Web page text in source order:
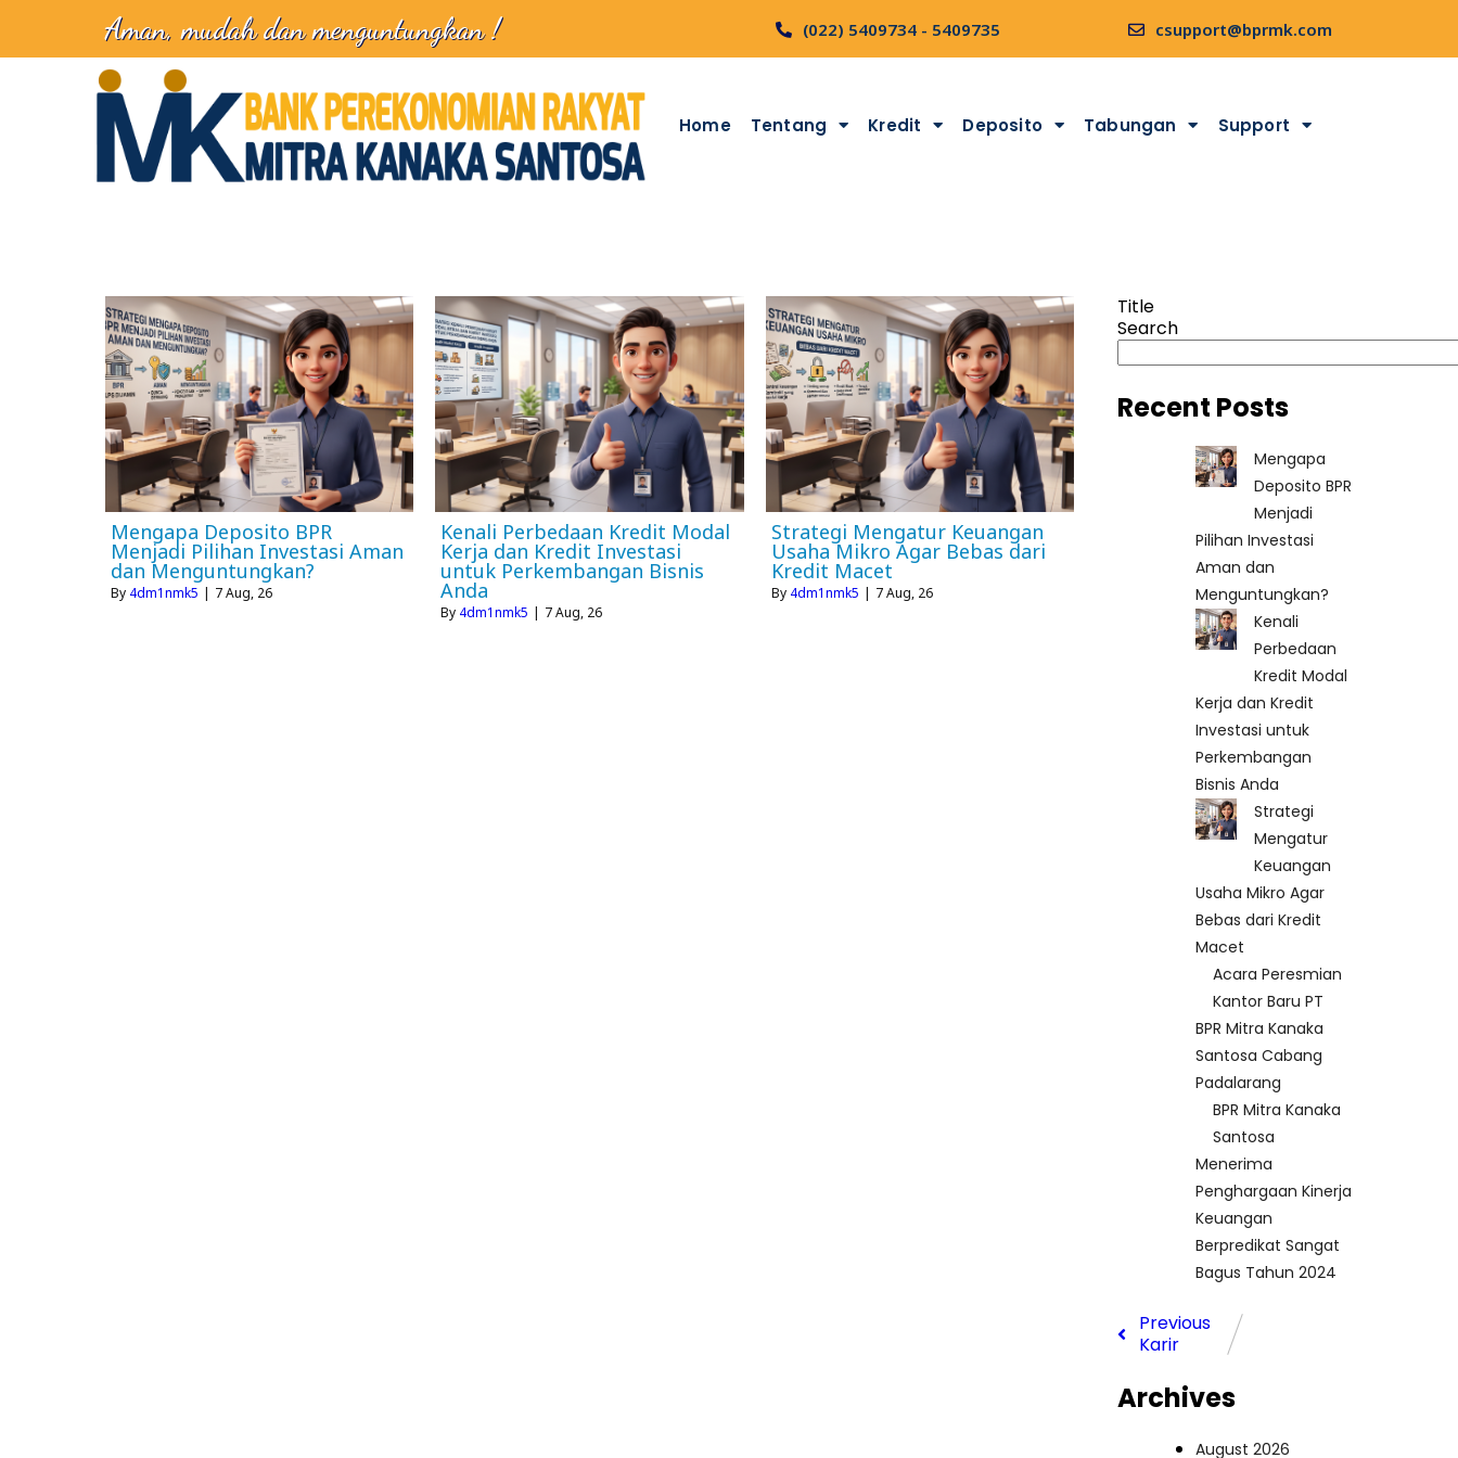
Aman, mudah dan menguntungkan ! (022) 5409734 - 5409735 csupport@bprmk.com
Home Tentang Kredit Deposito Tabungan Support
Mengapa Deposito BPR
Menjadi Pilihan Investasi Aman
dan Menguntungkan?
By 4dm1nmk5 | 7Aug, 26
Kenali Perbedaan Kredit Modal
Kerja dan Kredit Investasi
untuk Perkembangan Bisnis
Anda
By 4dm1nmk5 | 7 Aug, 26
Strategi Mengatur Keuangan
Usaha Mikro Agar Bebas dari
Kredit Macet
By 4dm1nmk5 | 7Aug, 26
Title
Search
Recent Posts
Mengapa
Deposito BPR
Menjadi
Pilihan Investasi
Aman dan
Menguntungkan?
Kenali
Perbedaan
Kredit Modal
Kerja dan Kredit
Investasi untuk
Perkembangan
Bisnis Anda
Strategi
Mengatur
Keuangan
Usaha Mikro Agar
Bebas dari Kredit
Macet
Acara Peresmian
Kantor Baru PT
BPR Mitra Kanaka
Santosa Cabang
Padalarang
BPR Mitra Kanaka
Santosa
Menerima
Penghargaan Kinerja
Keuangan
Berpredikat Sangat
Bagus Tahun 2024
Previous
Karir
Archives
August 2026